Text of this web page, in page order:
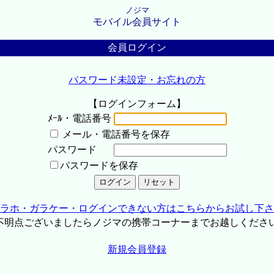
ノジマ
モバイル会員サイト
会員ログイン
パスワード未設定・お忘れの方
【ログインフォーム】
ﾒｰﾙ・電話番号
メール・電話番号を保存
パスワード
パスワードを保存
ホ・ガラケー・ログインできない方はこちらからお試し下
点ございましたらノジマの携帯コーナーまでお越しくださ
新規会員登録